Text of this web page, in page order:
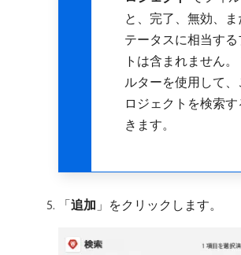
と、完了、無効、
テータスに相当する
トは含まれません。
ルターを使用して
ロジェクトを検索
きます。
「追加 」をクリックします。